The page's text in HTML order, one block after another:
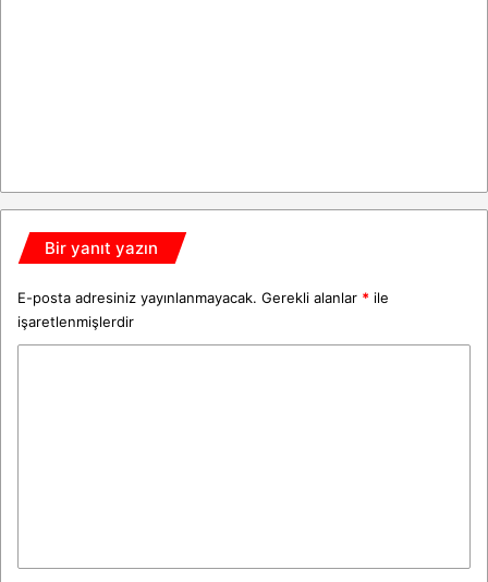
Bir yanıt yazın
E-posta adresiniz yayınlanmayacak. Gerekli alanlar * ile
işaretlenmişlerdir